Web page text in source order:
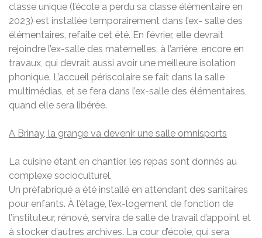
classe unique (l’école a perdu sa classe élémentaire en
2023) est installée temporairement dans l’ex- salle des
élémentaires, refaite cet été. En février, elle devrait
rejoindre l’ex-salle des maternelles, à l’arrière, encore en
travaux, qui devrait aussi avoir une meilleure isolation
phonique. L’accueil périscolaire se fait dans la salle
multimédias, et se fera dans l’ex-salle des élémentaires,
quand elle sera libérée.
A Brinay, la grange va devenir une salle omnisports
La cuisine étant en chantier, les repas sont donnés au
complexe socioculturel.
Un préfabriqué a été installé en attendant des sanitaires
pour enfants. À l’étage, l’ex-logement de fonction de
l’instituteur, rénové, servira de salle de travail d’appoint et
à stocker d’autres archives. La cour d’école, qui sera